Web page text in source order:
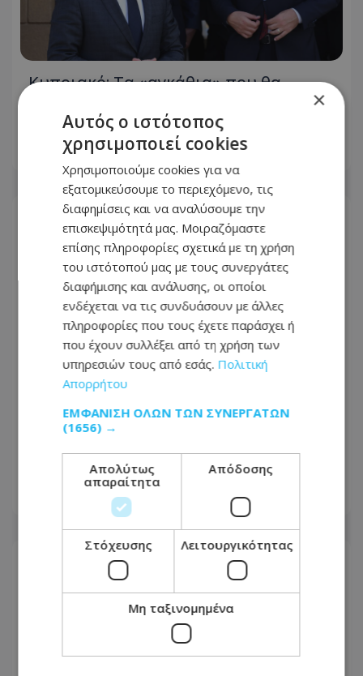
Κυπριακό: Τα «αγκάθια» που θα
κρίνουν τις εξελίξεις και οι διαφωνίες
πριν από την κρίσιμη συνάντηση
07.08.2026 - 17:41
Θρίλερ στην ΕΔΕΚ με τις
Σοφία Χριστοδούλου Μακρή
07.08.2026 - 06:43
×
Αυτός ο ιστότοπος
χρησιμοποιεί cookies
Χρησιμοποιούμε cookies για να
εξατομικεύσουμε το περιεχόμενο, τις
διαφημίσεις και να αναλύσουμε την
επισκεψιμότητά μας. Μοιραζόμαστε
επίσης πληροφορίες σχετικά με τη χρήση
του ιστότοπού μας με τους συνεργάτες
διαφήμισης και ανάλυσης, οι οποίοι
ενδέχεται να τις συνδυάσουν με άλλες
πληροφορίες που τους έχετε παράσχει ή
που έχουν συλλέξει από τη χρήση των
υπηρεσιών τους από εσάς. Πολιτική
Απορρήτου
ΕΜΦΆΝΙΣΗ ΌΛΩΝ ΤΩΝ ΣΥΝΕΡΓΑΤΏΝ
(1656) →
Απολύτως
απαραίτητα
Απόδοσης
Στόχευσης Λειτουργικότητας
Μη ταξινομημένα